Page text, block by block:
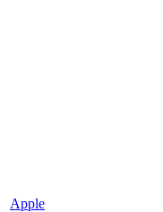
Apple